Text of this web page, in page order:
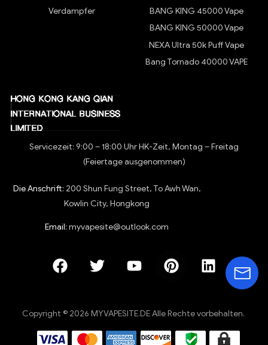
Verdampfer
BANG KING 45000 Vape
BANG KING 50000 Vape
NEXA Ultra 50k Puff Vape
Bang Tornado 40000 VAPE
Servicezeit: 9:00 – 18:00 Uhr HK-Zeit, Montag – Freitag
(Feiertage ausgenommen)
Die Anschrift: 200 Shun Fung Street, To Awh Wan,
Kowlin City, Hongkong
Email: myvapesite@outlook.com
Copyright © 2026 MYVAPESITE.DE Alle Rechte vorbehalten.